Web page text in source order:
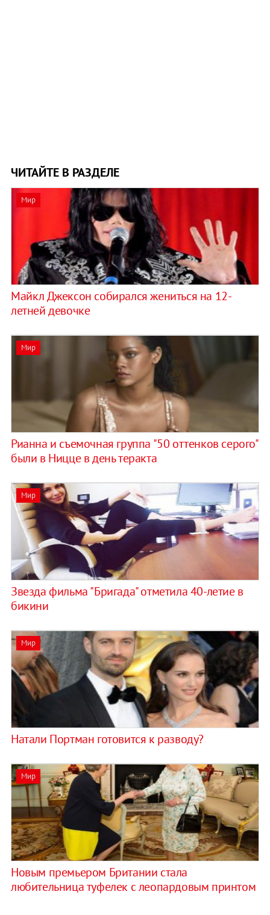
ЧИТАЙТЕ В РАЗДЕЛЕ
Мир
Майкл Джексон собирался жениться на 12-
летней девочке
Мир
Рианна и съемочная группа "50 оттенков серого"
были в Ницце в день теракта
Мир
Звезда фильма "Бригада" отметила 40-летие в
бикини
Мир
Натали Портман готовится к разводу?
Мир
Новым премьером Британии стала
любительница туфелек с леопардовым принтом